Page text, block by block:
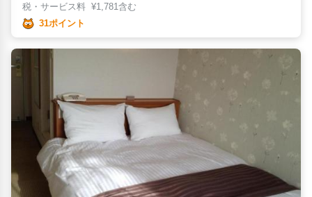
税・サービス料 ¥1,781含む
31ポイント